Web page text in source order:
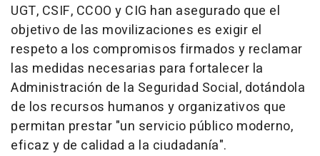
UGT, CSIF, CCOO y CIG han asegurado que el
objetivo de las movilizaciones es exigir el
respeto a los compromisos firmados y reclamar
las medidas necesarias para fortalecer la
Administración de la Seguridad Social, dotándola
de los recursos humanos y organizativos que
permitan prestar "un servicio público moderno,
eficaz y de calidad a la ciudadanía".